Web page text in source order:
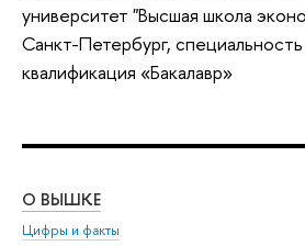
университет "Высшая школа
Санкт-Петербург,
квалификация «Бакалавр»
О ВЫШКЕ
Цифры и факты